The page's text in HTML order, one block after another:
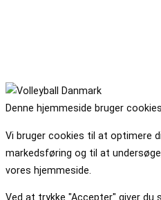
Denne hjemmeside bruger cookies
Vi bruger cookies til at optimere
markedsføring og til at
vores hjemmeside.
Ved at trykke "Accepter" giver du